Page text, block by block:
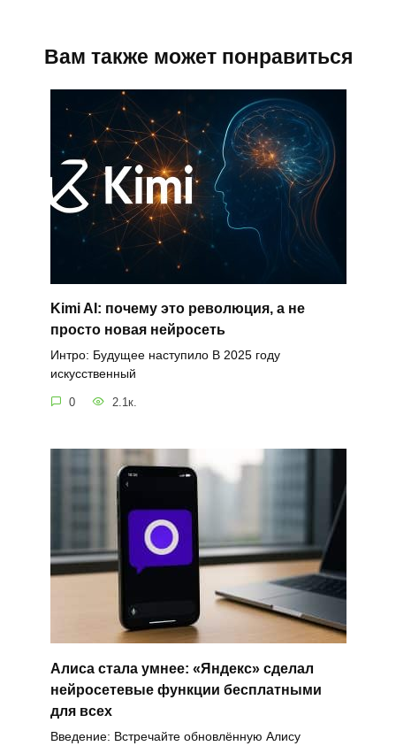
Вам также может понравиться
Kimi AI: почему это революция, а не
просто новая нейросеть
Интро: Будущее наступило В 2025 году
искусственный
0 2.1к.
Алиса стала умнее: «Яндекс» сделал
нейросетевые функции бесплатными
для всех
Введение: Встречайте обновлённую Алису